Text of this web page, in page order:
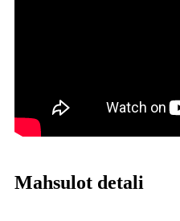
Mahsulot detali